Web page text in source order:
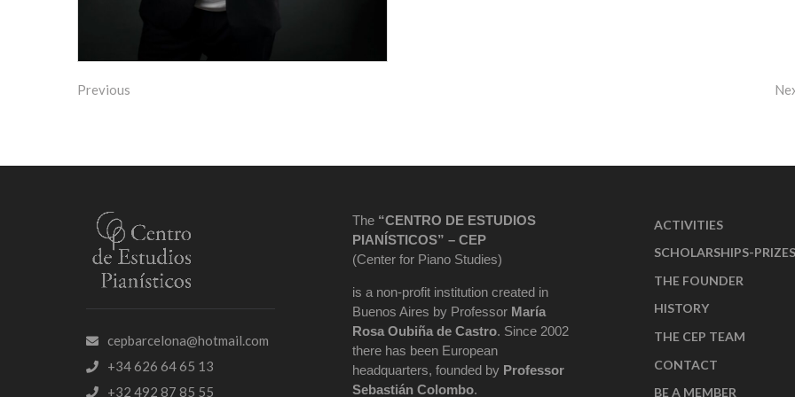
Previous
cepbarcelona@hotmail.com
+34 626 64 65 13
+32 492 87 85 55
The “CENTRO DE ESTUDIOS
PIANÍSTICOS” – CEP
(Center for Piano Studies)
is a non-profit institution created in
Buenos Aires by Professor María
Rosa Oubiña de Castro. Since 2002
there has been European
headquarters, founded by Professor
Sebastián Colombo.
ACTIVITIES
SCHOLARSHIPS-PRIZES
THE FOUNDER
HISTORY
THE CEP TEAM
CONTACT
BE A MEMBER